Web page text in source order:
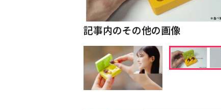
記事内のその他の画像